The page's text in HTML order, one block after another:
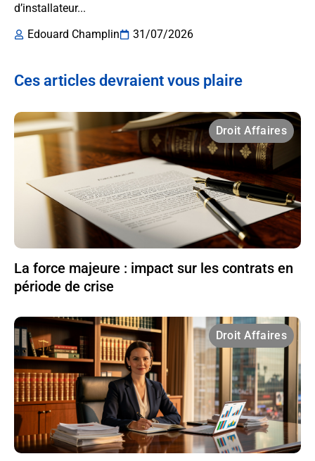
d’installateur...
Edouard Champlin
31/07/2026
Ces articles devraient vous plaire
Droit Affaires
La force majeure : impact sur les contrats en
période de crise
Droit Affaires